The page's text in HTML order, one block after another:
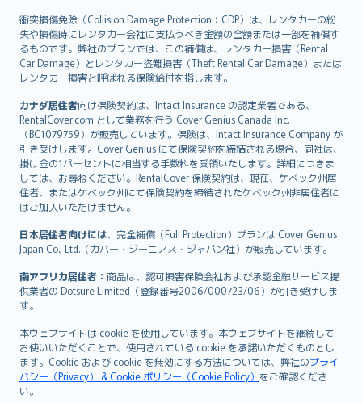
衝突損傷免除（Collision Damage Protection：CDP）は、レンタカーの紛
失や損傷時にレンタカー会社に支払うべき金額の全額または一部を補償す
るものです。弊社のプランでは、この補償は、レンタカー損害（Rental
Car Damage）とレンタカー盗難損害（Theft Rental Car Damage）または
レンタカー損害と呼ばれる保険給付を指します。
カナダ居住者向け保険契約は、Intact Insurance の認定業者である、
RentalCover.com として業務を行う Cover Genius Canada Inc.
（BC1079759）が販売しています。保険は、Intact Insurance Company が
引き受けします。Cover Genius にて保険契約を締結される場合、同社は、
掛け金の1パーセントに相当する手数料を受領いたします。詳細につきま
しては、お尋ねください。RentalCover 保険契約は、現在、ケベック州居
住者、またはケベック州にて保険契約を締結されたケベック州非居住者に
はご加入いただけません。
日本居住者向けには、完全補償（Full Protection）プランは Cover Genius
Japan Co., Ltd.（カバー・ジーニアス・ジャパン社）が販売しています。
南アフリカ居住者： 商品は、認可損害保険会社および承認金融サービス提
供業者の Dotsure Limited（登録番号2006/000723/06）が引き受けしま
す。
本ウェブサイトは cookie を使用しています。本ウェブサイトを継続して
お使いいただくことで、使用されている cookie を承諾いただくものとし
ます。Cookie および cookie を無効にする方法については、弊社のプライ
バシー（Privacy） & Cookie ポリシー（Cookie Policy） をご確認くださ
い。